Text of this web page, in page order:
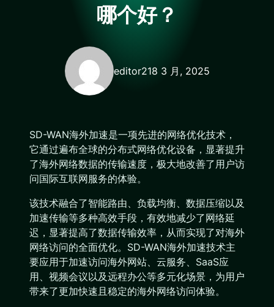
哪个好？
editor218 3 月, 2025
SD-WAN海外加速是一项先进的网络优化技术，
它通过遍布全球的分布式网络优化设备，显著提升
了海外网络数据的传输速度，极大地改善了用户访
问国际互联网服务的体验。
该技术融合了智能路由、负载均衡、数据压缩以及
加速传输等多种高效手段，有效地减少了网络延
迟，显著提高了数据传输效率，从而实现了对海外
网络访问的全面优化。SD-WAN海外加速技术主
要应用于加速访问海外网站、云服务、SaaS应
用、视频会议以及远程办公等多元化场景，为用户
带来了更加快速且稳定的海外网络访问体验。